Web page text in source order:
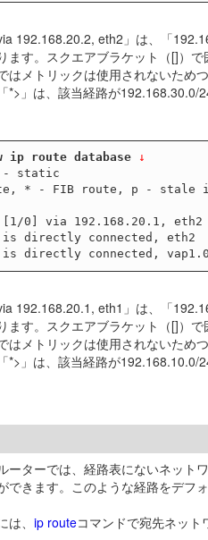
192.168.20.2, eth2」は、「
ます。スクエアブラケット（[]）
はメトリックは使用されないた
*>」は、該当経路が
ip route database ↓
- static
0] via 192.168.20.1, eth2
directly connected, eth2
192.168.20.1, eth1」は、「
ます。スクエアブラケット（[]）
はメトリックは使用されないた
*>」は、該当経路が
ーターでは、経路表にないネッ
できます。このような経路をデフ
、 ip routeコマンドで宛先ネッ